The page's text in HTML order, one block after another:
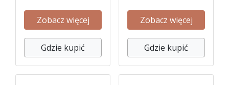
Zobacz więcej
Gdzie kupić
Zobacz więcej
Gdzie kupić